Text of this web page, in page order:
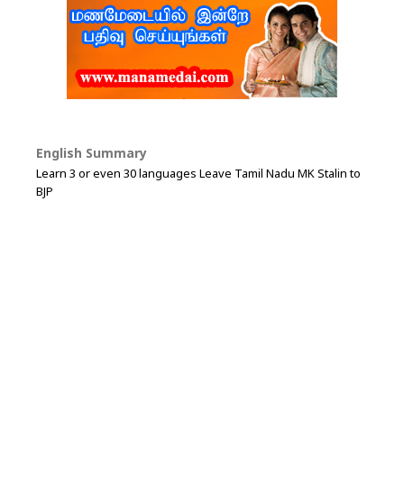
English Summary
Learn 3 or even 30 languages Leave Tamil Nadu MK Stalin to
BJP